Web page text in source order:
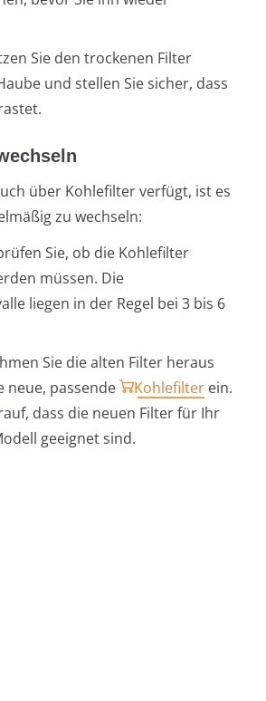
Sie den trockenen Filter
und stellen Sie sicher, dass
über Kohlefilter verfügt, ist es
zu wechseln:
Sie, ob die Kohlefilter
müssen. Die
liegen in der Regel bei 3 bis 6
Sie die alten Filter heraus
neue, passende
Kohlefilter ein.
dass die neuen Filter für Ihr
geeignet sind.